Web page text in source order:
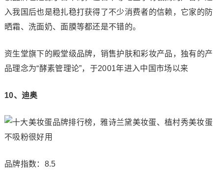
入我国后也是稳扎稳打获得了不少消费者的信赖，它家的防
晒霜、洗面奶、面膜等都还是不错的。
资生堂旗下的殿堂级品牌，销售护肤和彩妆产品，独有的产
品理念为“酵素管理论”，于2001年进入中国市场以来
10、迪奥
品牌指数：8.5